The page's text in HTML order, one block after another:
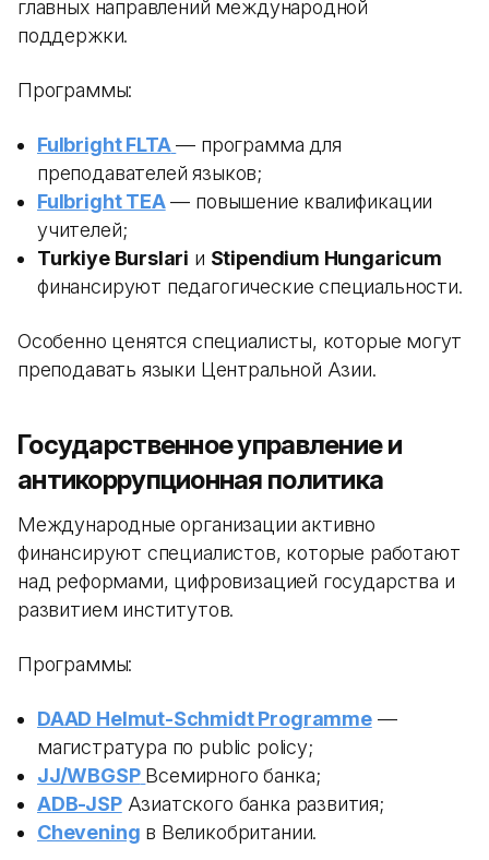
главных направлений международной
поддержки.
Программы:
Fulbright FLTA — программа для
преподавателей языков;
Fulbright TEA— повышение квалификации
учителей;
Turkiye Burslari и Stipendium Hungaricum
финансируют педагогические специальности.
Особенно ценятся специалисты, которые могут
преподавать языки Центральной Азии.
Государственное управление и
антикоррупционная политика
Международные организации активно
финансируют специалистов, которые работают
над реформами, цифровизацией государства и
развитием институтов.
Программы:
DAAD Helmut-Schmidt Programme—
магистратура по public policy;
JJ/WBGSP Всемирного банка;
ADB-JSPАзиатского банка развития;
Chevening в Великобритании.